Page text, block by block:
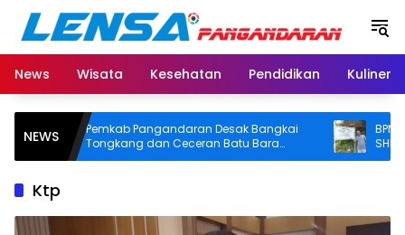
Langsung
konten
News
Wisata Kesehatan Pendidikan Kuliner
NEWSPemkab Pangandaran Desak Bangkai
Tongkang dan Ceceran Batu Bara
Segera Diangkat, Soroti Buruknya
BPN
SHM di
Usut Asal-
Ktp